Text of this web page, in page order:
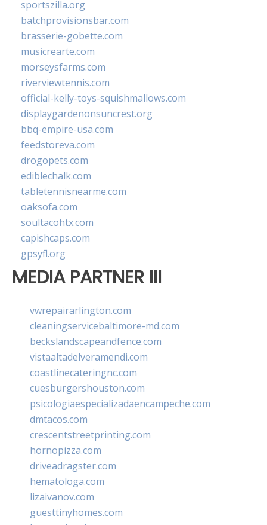
sportszilla.org
batchprovisionsbar.com
brasserie-gobette.com
musicrearte.com
morseysfarms.com
riverviewtennis.com
official-kelly-toys-squishmallows.com
displaygardenonsuncrest.org
bbq-empire-usa.com
feedstoreva.com
drogopets.com
ediblechalk.com
tabletennisnearme.com
oaksofa.com
soultacohtx.com
capishcaps.com
gpsyfl.org
MEDIA PARTNER III
vwrepairarlington.com
cleaningservicebaltimore-md.com
beckslandscapeandfence.com
vistaaltadelveramendi.com
coastlinecateringnc.com
cuesburgershouston.com
psicologiaespecializadaencampeche.com
dmtacos.com
crescentstreetprinting.com
hornopizza.com
driveadragster.com
hematologa.com
lizaivanov.com
guesttinyhomes.com